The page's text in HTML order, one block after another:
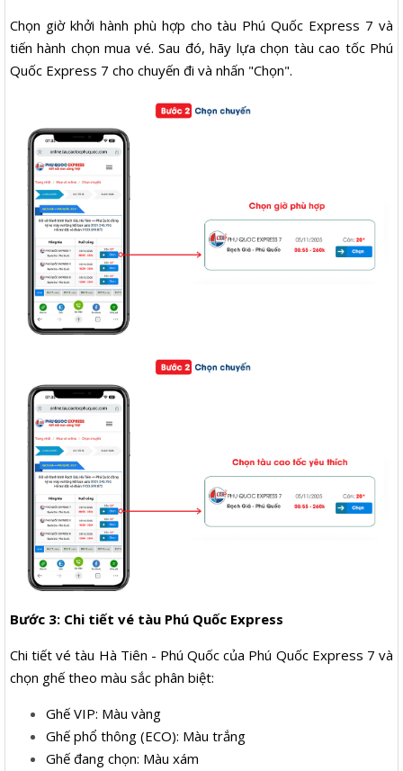
Chọn giờ khởi hành phù hợp cho tàu Phú Quốc Express 7 và
tiến hành chọn mua vé. Sau đó, hãy lựa chọn tàu cao tốc Phú
Quốc Express 7 cho chuyến đi và nhấn "Chọn".
Bước 3: Chi tiết vé tàu Phú Quốc Express
Chi tiết vé tàu Hà Tiên - Phú Quốc của Phú Quốc Express 7 và
chọn ghế theo màu sắc phân biệt:
Ghế VIP: Màu vàng
Ghế phổ thông (ECO): Màu trắng
Ghế đang chọn: Màu xám